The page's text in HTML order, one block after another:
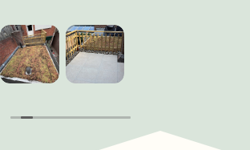
Eerst zou alles van
naar boven sjouwen. Op advies
ik een soort hangmat
dat over mijn schouder kon en
een voor een daar
viel reuze mee. Ik ben er zo blij